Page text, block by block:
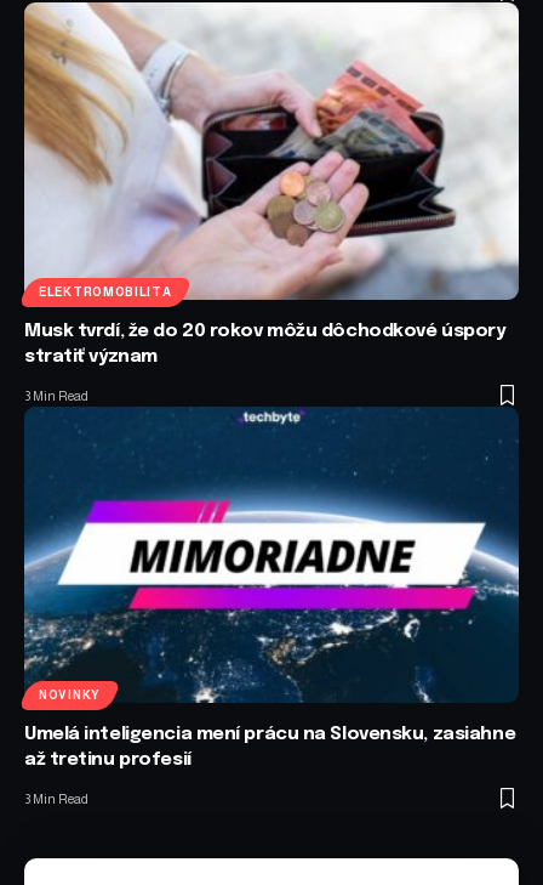
ELEKTROMOBILITA
Musk tvrdí, že do 20 rokov môžu dôchodkové úspory
stratiť význam
3 Min Read
NOVINKY
Umelá inteligencia mení prácu na Slovensku, zasiahne
až tretinu profesií
3 Min Read